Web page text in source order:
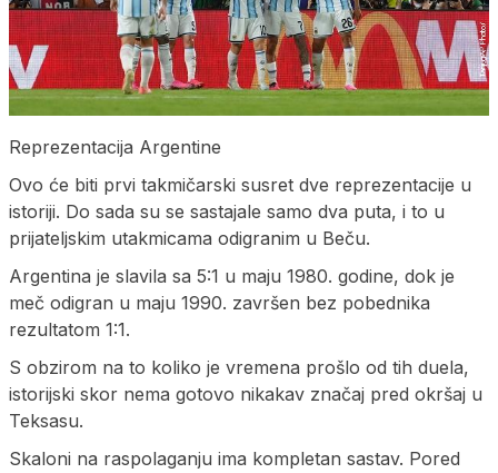
Reprezentacija Argentine
Ovo će biti prvi takmičarski susret dve reprezentacije u
istoriji. Do sada su se sastajale samo dva puta, i to u
prijateljskim utakmicama odigranim u Beču.
Argentina je slavila sa 5:1 u maju 1980. godine, dok je
meč odigran u maju 1990. završen bez pobednika
rezultatom 1:1.
S obzirom na to koliko je vremena prošlo od tih duela,
istorijski skor nema gotovo nikakav značaj pred okršaj u
Teksasu.
Skaloni na raspolaganju ima kompletan sastav. Pored